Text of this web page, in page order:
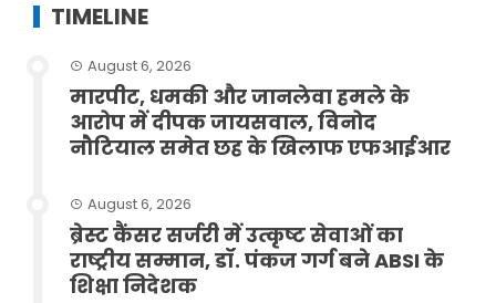
TIMELINE
August 6, 2026
मारपीट, धमकी और जानलेवा हमले के
आरोप में दीपक जायसवाल, विनोद
नौटियाल समेत छह के खिलाफ एफआईआर
August 6, 2026
ब्रेस्ट कैंसर सर्जरी में उत्कृष्ट सेवाओं का
राष्ट्रीय सम्मान, डॉ. पंकज गर्ग बने ABSI के
शिक्षा निदेशक